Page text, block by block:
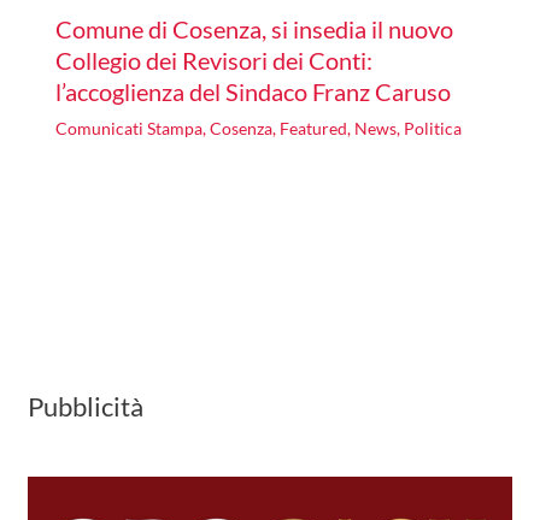
Comune di Cosenza, si insedia il nuovo
Collegio dei Revisori dei Conti:
l’accoglienza del Sindaco Franz Caruso
Comunicati Stampa,Cosenza, Featured, News, Politica
Pubblicità